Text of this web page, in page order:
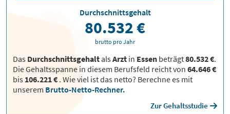
Das DurchschnittsgehaltalsArzt in Essen beträgt80.532 €.
Die Gehaltsspanne in diesem Berufsfeld reicht von 64.646 €
bis 106.221 € . Wie viel ist das netto? Berechne es mit
unserem Brutto-Netto-Rechner.
Zur Gehaltsstudie
Durchschnittsgehalt
80.532 €
brutto pro Jahr